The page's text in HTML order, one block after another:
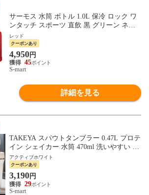
サーモス 水筒 ボトル 1.0L 保冷 ロック ワ
ンタッチ スポーツ 直飲 黒 グリーン ネイ
ビー レッド 真空断熱 FJI-1001 THERMOS
レッド
クーポンあり
4,950円
45
S-mart
詳細を見る
TAKEYA スパウトタンブラー 0.47L プロテ
イン シェイカー 水筒 470ml 洗いやすい マ
イボトル 真空断熱 ステンレスボトル tay-st
047
アクティブホワイト
クーポンあり
3,190円
29
S-mart